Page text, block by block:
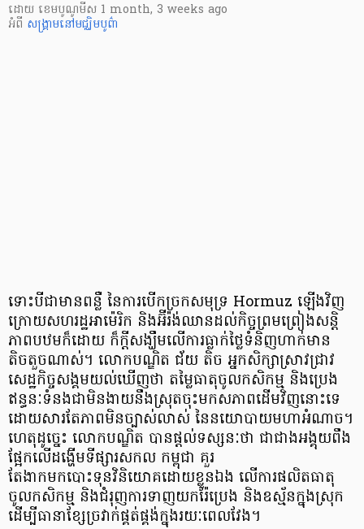
ដោយ ​ ខេមបូណូមីស 1 month, 3 weeks ago
អំពី សង្គ្រាមនៅមជ្ឈិមបូព៌ា
ទោះបីជាមានពន្លឺ នៃការបើកច្រកសមុទ្រ Hormuz ឡើងវិញ
ក្រោយសហរដ្ឋអាម៉េរិក និងអ៊ីរ៉ង់ឈានដល់កិច្ចព្រមព្រៀងសន្តិ
ភាពបឋមក៏ដោយ ក៏ក្តីសង្ឃឹមលើការធ្លាក់ថ្លៃទំនិញហាក់មាន
តិចតួចណាស់។ លោកបណ្ឌិត ជ័យ តិច អ្នកសិក្សាស្រាវជ្រាវ
សេដ្ឋកិច្ចសង្គមយល់ឃើញថា តម្លៃធាតុចូលកសិកម្ម និងប្រេង
ឥន្ធនៈទំនងជាមិនងាយនឹងស្រុតចុះមកសភាពដើមវិញនោះទេ
ដោយសារតែភាពមិនច្បាស់លាស់ នៃនយោបាយមហាអំណាច។
ហេតុដូច្នេះ លោកបណ្ឌិត បានផ្តល់ទស្សនៈថា ជាជាងអង្គុយពឹង
ផ្អែកលើដង្ហើមទីផ្សារសកល កម្ពុជា គួរ
តែងាកមកបោះទុនវិនិយោគដោយខ្លួនឯង លើការផលិតធាតុ
ចូលកសិកម្ម និងជំរុញការទាញយករ៉ែប្រេង និងឧស្ម័នក្នុងស្រុក
ដើម្បីធានាខ្សែច្រវាក់ផ្គត់ផ្គង់ក្នុងរយៈពេលវែង។